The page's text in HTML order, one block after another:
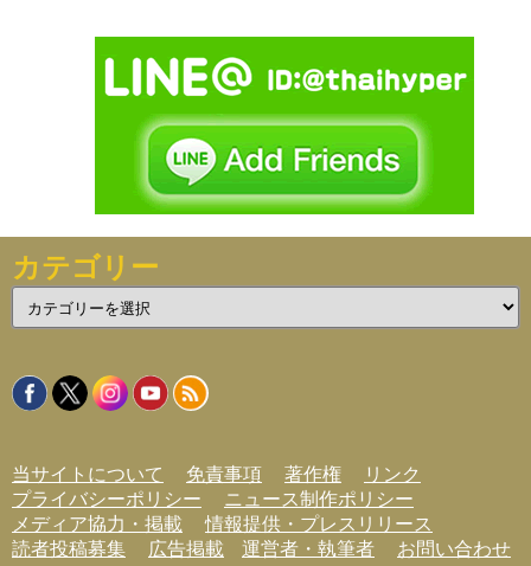
カテゴリー
テ
リ
ー
当サイトについて 免責事項 著作権
リンク
プライバシーポリシー
ニュース制作ポリシー
メディア協力・掲載
情報提供・プレスリリース
読者投稿募集
広告掲載 運営者・執筆者 お問い合わせ